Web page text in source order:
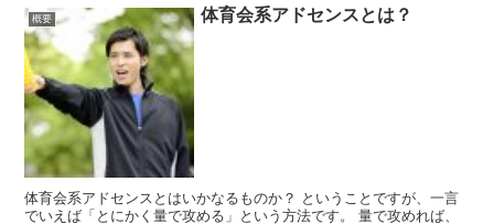
概要 体育会系アドセンスとは？
体育会系アドセンスとはいかなるものか？ ということですが、一言
でいえば「とにかく量で攻める」という方法です。 量で攻めれば、